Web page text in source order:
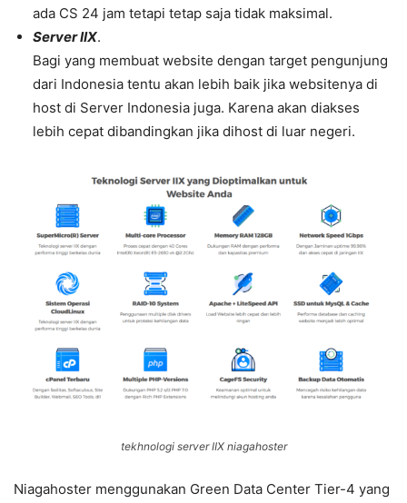
ada CS 24 jam tetapi tetap saja tidak maksimal.
Server IIX.
Bagi yang membuat website dengan target pengunjung
dari Indonesia tentu akan lebih baik jika websitenya di
host di Server Indonesia juga. Karena akan diakses
lebih cepat dibandingkan jika dihost di luar negeri.
tekhnologi server IIX niagahoster
Niagahoster menggunakan Green Data Center Tier-4 yang